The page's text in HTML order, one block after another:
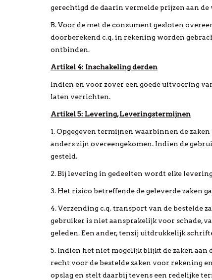
gerechtigd de daarin vermelde prijzen aan
B. Voor de met de consument gesloten
doorberekend c.q. in rekening worden
ontbinden.
Artikel 4: Inschakeling derden
Indien en voor zover een goede uitvoering
laten verrichten.
Artikel 5: Levering, Leveringstermijnen
1. Opgegeven termijnen waarbinnen de
anders zijn overeengekomen. Indien de
gesteld.
2. Bij levering in gedeelten wordt elke
3. Het risico betreffende de geleverde zaken
4. Verzending c.q. transport van de bestelde
gebruiker is niet aansprakelijk voor schade,
geleden. Een ander, tenzij uitdrukkelijk
5. Indien het niet mogelijk blijkt de zaken aan
recht voor de bestelde zaken voor rekening
opslag en stelt daarbij tevens een redelijke